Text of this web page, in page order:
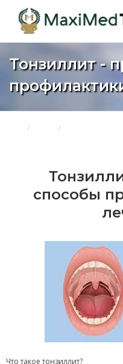
Тонзиллит -
способы
Что такое тонзиллит?